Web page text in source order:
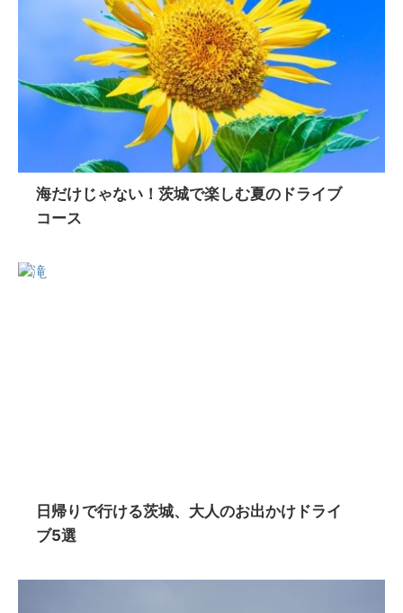
海だけじゃない！茨城で楽しむ夏のドライブ
コース
日帰りで行ける茨城、大人のお出かけドライ
ブ5選